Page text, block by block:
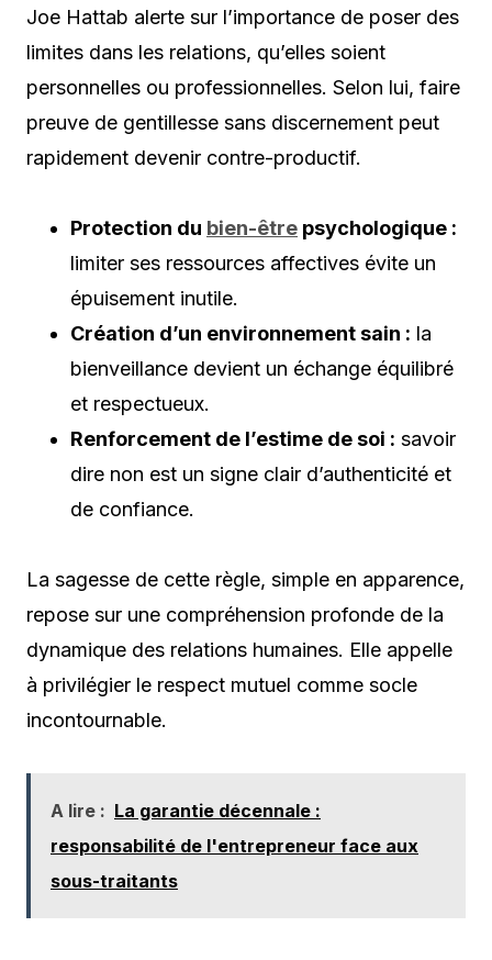
Joe Hattab alerte sur l’importance de poser des
limites dans les relations, qu’elles soient
personnelles ou professionnelles. Selon lui, faire
preuve de gentillesse sans discernement peut
rapidement devenir contre-productif.
Protection du bien-être psychologique :
limiter ses ressources affectives évite un
épuisement inutile.
Création d’un environnement sain : la
bienveillance devient un échange équilibré
et respectueux.
Renforcement de l’estime de soi : savoir
dire non est un signe clair d’authenticité et
de confiance.
La sagesse de cette règle, simple en apparence,
repose sur une compréhension profonde de la
dynamique des relations humaines. Elle appelle
à privilégier le respect mutuel comme socle
incontournable.
A lire : La garantie décennale :
responsabilité de l'entrepreneur face aux
sous-traitants